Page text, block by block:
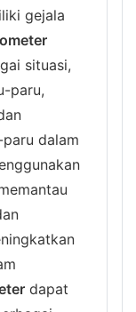
gejala
situasi,
paru,
dalam
dapat